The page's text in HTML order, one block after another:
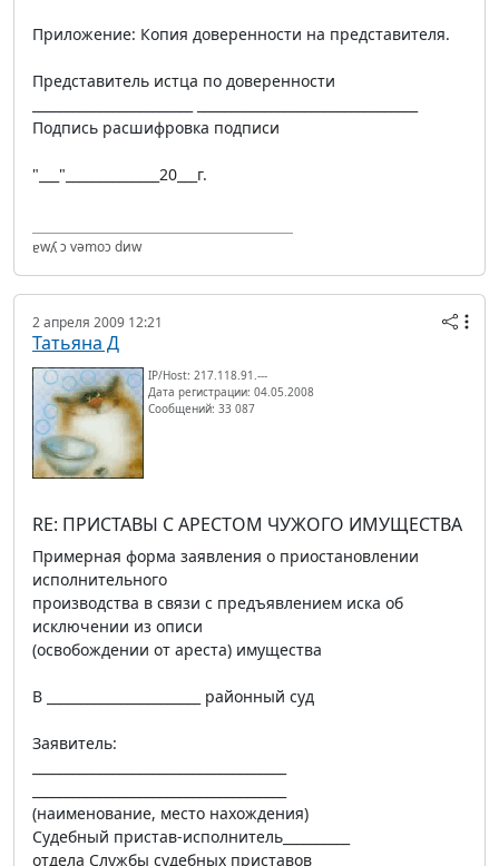
Приложение: Копия доверенности на представителя.
Представитель истца по доверенности
Подпись расшифровка подписи
"___"______________20___г.
ɐwʎ ɔ vǝmоɔ dиw
2 апреля 2009 12:21
Татьяна Д
IP/Host: 217.118.91.---
Дата регистрации: 04.05.2008
Сообщений: 33 087
RE: ПРИСТАВЫ С АРЕСТОМ ЧУЖОГО ИМУЩЕСТВА
Примерная форма заявления о приостановлении
исполнительного
производства в связи с предъявлением иска об
исключении из описи
(освобождении от ареста) имущества
В _______________________ районный суд
Заявитель:
(наименование, место нахождения)
Судебный пристав-исполнитель__________
отдела Службы судебных приставов